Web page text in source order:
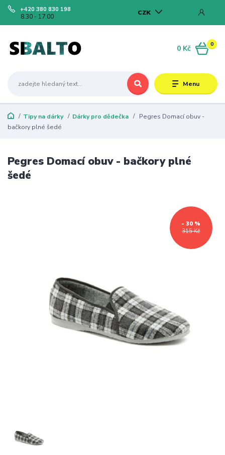
Menu
CZK
+420 380 830 198
8.30 - 17.00
0
0 Kč
Tipy na dárky Dárky pro dědečka
Pegres Domací obuv -
bačkory plné šedé
Pegres Domací obuv - bačkory plné
šedé
315 Kč
- 30 %